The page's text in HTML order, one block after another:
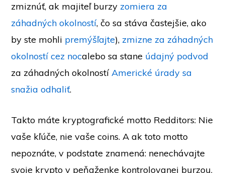
zmiznúť, ak majiteľ burzy zomiera za
záhadných okolností, čo sa stáva častejšie, ako
by ste mohli premýšľajte), zmizne za záhadných
okolností cez nocalebo sa stane údajný podvod
za záhadných okolnostíAmerické úrady sa
snažia odhaliť.
Takto máte kryptografické motto Redditors: Nie
vaše kľúče, nie vaše coins. A ak toto motto
nepoznáte, v podstate znamená: nenechávajte
svoje krypto v peňaženke kontrolovanej burzou.